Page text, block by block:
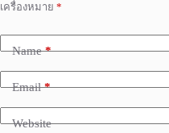
เครื่องหมาย *
Name*
Email*
Website